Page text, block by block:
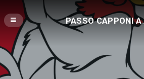
PASSO CAPPONI